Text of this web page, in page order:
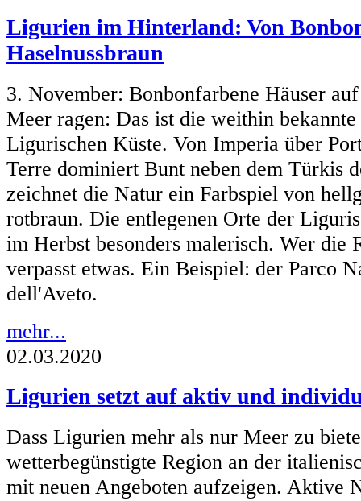
Ligurien im Hinterland: Von
Haselnussbraun
3. November: Bonbonfarbene Häuser
Meer ragen: Das ist die weithin
Ligurischen Küste. Von Imperia über
Terre dominiert Bunt neben dem Türkis
zeichnet die Natur ein Farbspiel von
rotbraun. Die entlegenen Orte der
im Herbst besonders malerisch. Wer die
verpasst etwas. Ein Beispiel: der Parco
dell'Aveto.
mehr...
02.03.2020
Ligurien setzt auf aktiv und
Dass Ligurien mehr als nur Meer zu
wetterbegünstigte Region an der
mit neuen Angeboten aufzeigen. Aktive